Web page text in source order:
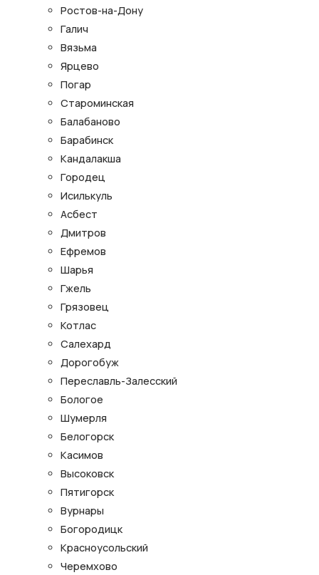
Ростов-на-Дону
Галич
Вязьма
Ярцево
Погар
Староминская
Балабаново
Барабинск
Кандалакша
Городец
Исилькуль
Асбест
Дмитров
Ефремов
Шарья
Гжель
Грязовец
Котлас
Салехард
Дорогобуж
Переславль-Залесский
Бологое
Шумерля
Белогорск
Касимов
Высоковск
Пятигорск
Вурнары
Богородицк
Красноусольский
Черемхово